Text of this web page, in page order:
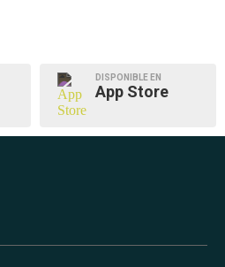
DISPONIBLE EN
App Store